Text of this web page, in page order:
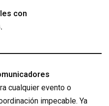
con
cualquier evento o
impecable. Ya